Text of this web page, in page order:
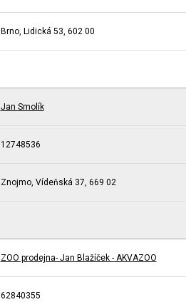
Brno, Lidická 53, 602 00
Jan Smolík
12748536
Znojmo, Vídeňská 37, 669 02
ZOO prodejna- Jan Blažíček - AKVAZOO
62840355